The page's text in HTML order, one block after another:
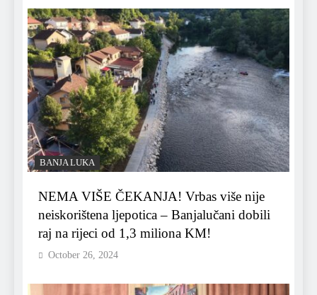
BANJA LUKA
NEMA VIŠE ČEKANJA! Vrbas više nije
neiskorištena ljepotica – Banjalučani dobili
raj na rijeci od 1,3 miliona KM!
October 26, 2024